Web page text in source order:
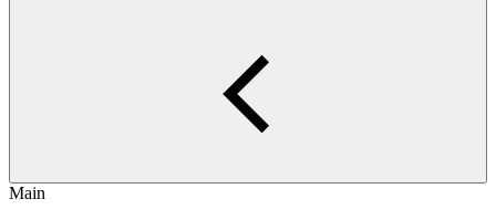
Main